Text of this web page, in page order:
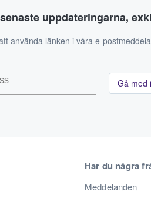
uppdateringarna,
använda länken i våra e-
Gå med
Har du några
Meddelanden